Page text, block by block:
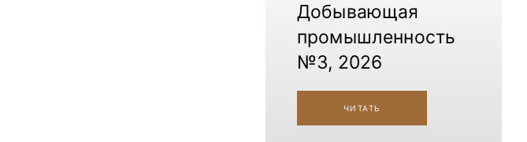
Добывающая
промышленность
№3, 2026
ЧИТАТЬ